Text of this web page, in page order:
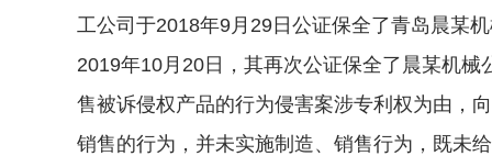
工公司于2018年9月29日公证保全了青岛晨某
2019年10月20日，其再次公证保全了晨某机
售被诉侵权产品的行为侵害案涉专利权为由，
销售的行为，并未实施制造、销售行为，既未